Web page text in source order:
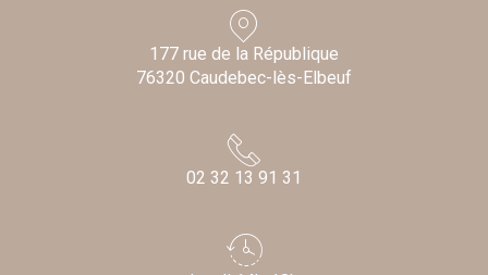
177 rue de la République
76320 Caudebec-lès-Elbeuf
02 32 13 91 31